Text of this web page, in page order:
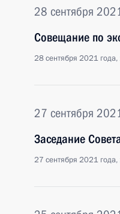
28 сентября
Совещание по
28 сентября 2021
27 сентября
Заседание
27 сентября 2021